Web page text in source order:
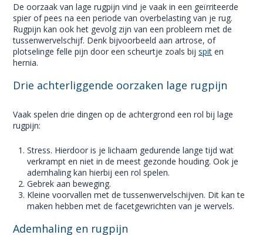
De oorzaak van lage rugpijn vind je vaak in een geïrriteerde
spier of pees na een periode van overbelasting van je rug.
Rugpijn kan ook het gevolg zijn van een probleem met de
tussenwervelschijf. Denk bijvoorbeeld aan artrose, of
plotselinge felle pijn door een scheurtje zoals bij spit en
hernia.
Drie achterliggende oorzaken lage rugpijn
Vaak spelen drie dingen op de achtergrond een rol bij lage
rugpijn:
Stress. Hierdoor is je lichaam gedurende lange tijd wat
verkrampt en niet in de meest gezonde houding. Ook je
ademhaling kan hierbij een rol spelen.
Gebrek aan beweging.
Kleine voorvallen met de tussenwervelschijven. Dit kan te
maken hebben met de facetgewrichten van je wervels.
Ademhaling en rugpijn